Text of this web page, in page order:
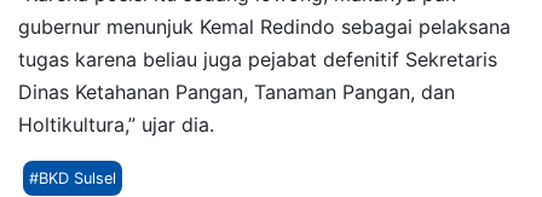
gubernur menunjuk Kemal Redindo sebagai pelaksana
tugas karena beliau juga pejabat defenitif Sekretaris
Dinas Ketahanan Pangan, Tanaman Pangan, dan
Holtikultura,” ujar dia.
#BKD Sulsel